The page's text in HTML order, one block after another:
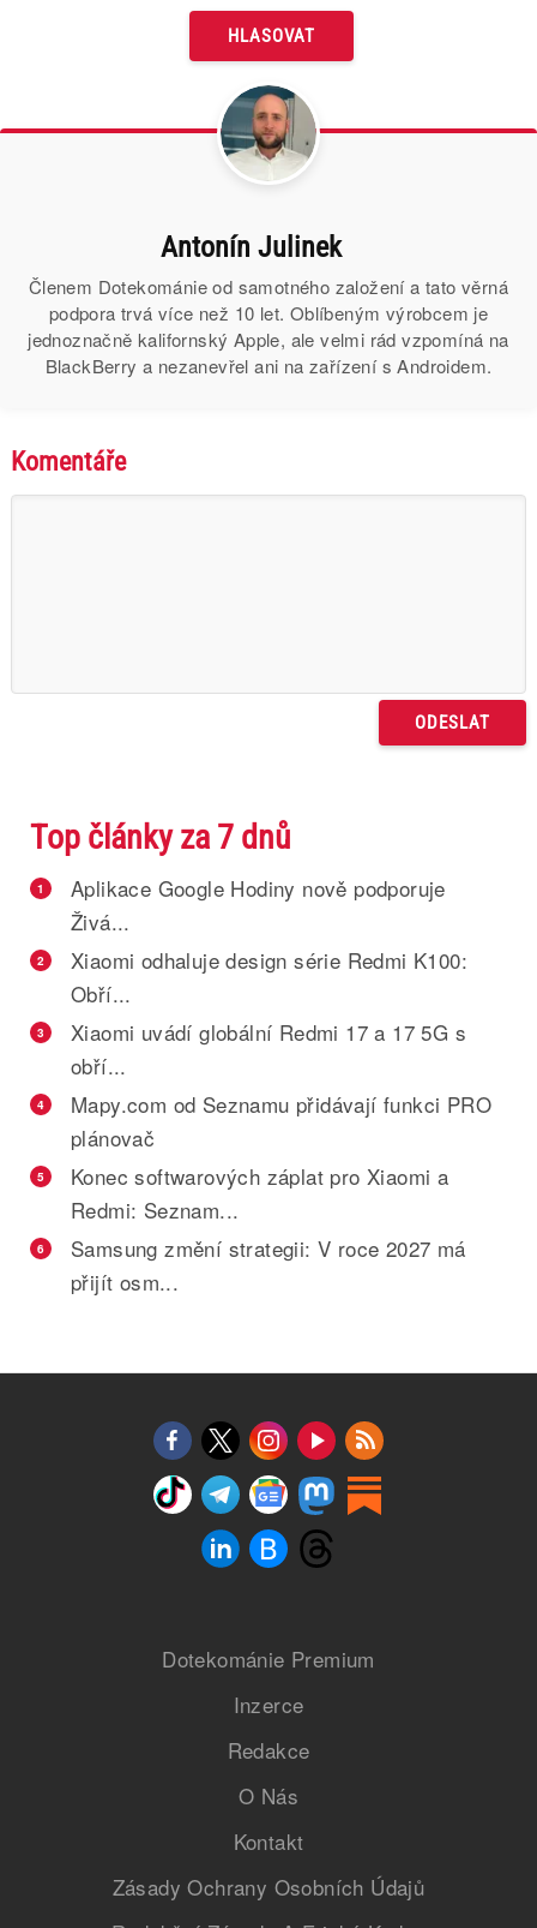
Antonín Julinek
Členem Dotekománie od samotného založení a tato věrná
podpora trvá více než 10 let. Oblíbeným výrobcem je
jednoznačně kalifornský Apple, ale velmi rád vzpomíná na
BlackBerry a nezanevřel ani na zařízení s Androidem.
Komentáře
Top články za 7 dnů
1
Aplikace Google Hodiny nově podporuje
Živá...
2
Xiaomi odhaluje design série Redmi K100:
Obří...
3
Xiaomi uvádí globální Redmi 17 a 17 5G s
obří...
4
Mapy.com od Seznamu přidávají funkci PRO
plánovač
5
Konec softwarových záplat pro Xiaomi a
Redmi: Seznam...
6
Samsung změní strategii: V roce 2027 má
přijít osm...
Dotekománie Premium
Inzerce
Redakce
O Nás
Kontakt
Zásady Ochrany Osobních Údajů